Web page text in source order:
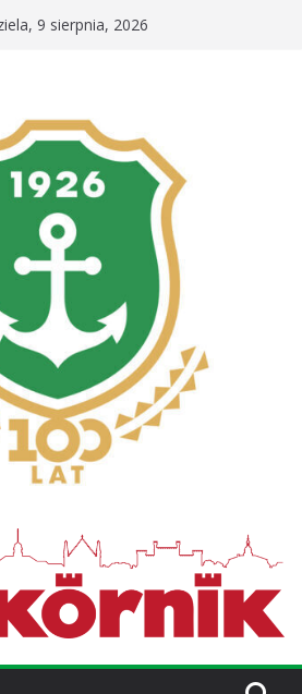
9 sierpnia, 2026